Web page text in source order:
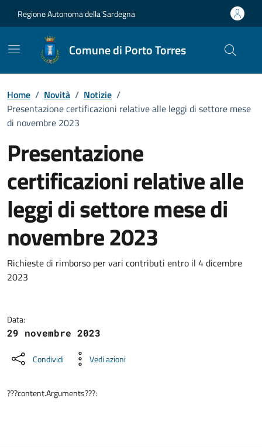
Regione Autonoma della Sardegna
Comune di Porto Torres
Home / Novità / Notizie /
Presentazione certificazioni relative alle leggi di settore mese
di novembre 2023
Presentazione
certificazioni relative alle
leggi di settore mese di
novembre 2023
Dettagli della notizia
Richieste di rimborso per vari contributi entro il 4 dicembre
2023
Data:
29 novembre 2023
Condividi Vedi azioni
???content.Arguments???: